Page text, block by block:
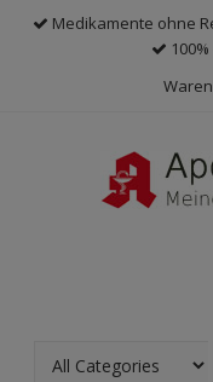
Medikamente ohne